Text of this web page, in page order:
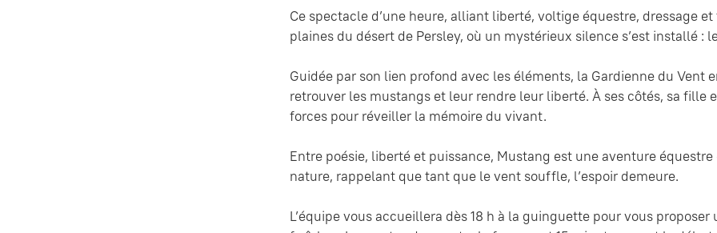
Ce spectacle d’une heure, alliant liberté, voltige équestre, dressage
plaines du désert de Persley, où un mystérieux silence s’est installé :
Guidée par son lien profond avec les éléments, la Gardienne du Vent
retrouver les mustangs et leur rendre leur liberté. À ses côtés, sa fille
forces pour réveiller la mémoire du vivant.
Entre poésie, liberté et puissance, Mustang est une aventure
nature, rappelant que tant que le vent souffle, l’espoir demeure.
L’équipe vous accueillera dès 18 h à la guinguette pour vous